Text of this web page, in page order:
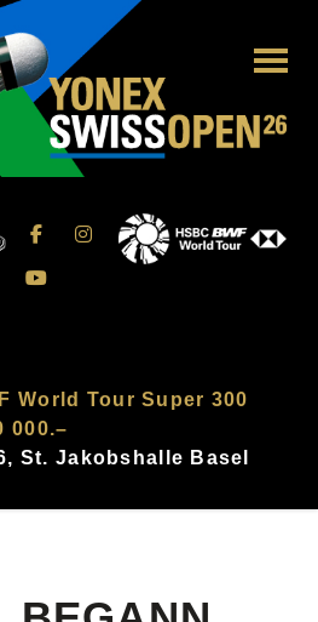
World Tour Super 300
000.–
St. Jakobshalle Basel